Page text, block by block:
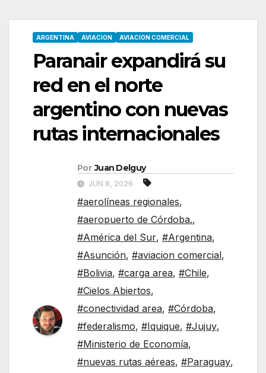
ARGENTINA AVIACION AVIACION COMERCIAL
Paranair expandirá su
red en el norte
argentino con nuevas
rutas internacionales
Por Juan Delguy
JUN 8, 2026
#aerolíneas regionales,
#aeropuerto de Córdoba.,
#América del Sur, #Argentina,
#Asunción, #aviacion comercial,
#Bolivia, #carga area, #Chile,
#Cielos Abiertos,
#conectividad area, #Córdoba,
#federalismo, #Iquique, #Jujuy,
#Ministerio de Economía,
#nuevas rutas aéreas, #Paraguay,